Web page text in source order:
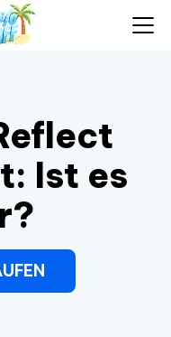
Ist es